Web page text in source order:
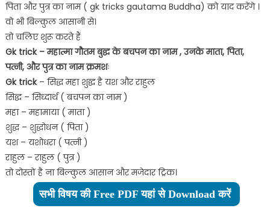
पिता और पुत्र का नाम ( gk tricks gautama Buddha) को याद करेंगे ।
वो भी बिल्कुल आसानी से।
तो चलिए शुरू करते हैं
Gk trick – महात्मा गौतम बुद्घ के बचपन का नाम , उनके माता, पिता,
पत्नी, और पुत्र का नाम क्रमशः
Gk trick– सिद्ध महा शुद्घ है यश और राहुल
सिद्घ – सिध्दार्थ ( बचपन का नाम )
महा – महामाया ( माता )
शुद्ध – शुद्धोधन ( पिता )
यश – यशोधरा ( पत्नी )
राहुल – राहुल ( पुत्र )
तो दोस्तों है ना बिल्कुल आसान और मजेदार ट्रिक।
सभी विषय की Free PDF यहां से Download करें